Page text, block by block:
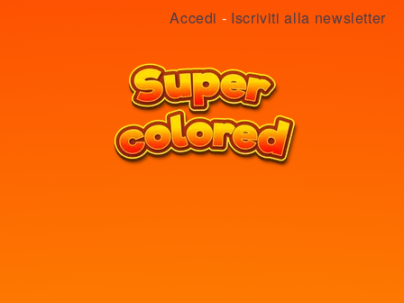
Accedi - Iscriviti alla newsletter